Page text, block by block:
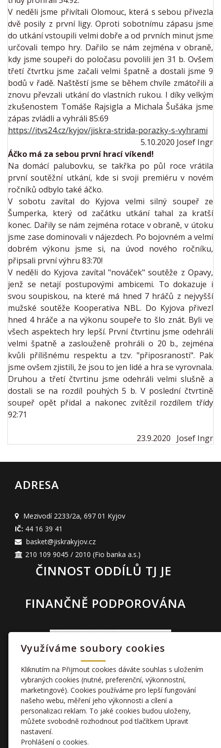
V neděli jsme přivítali Olomouc, která s sebou přivezla
dvě posily z první ligy. Oproti sobotnímu zápasu jsme
do utkání vstoupili velmi dobře a od prvních minut jsme
určovali tempo hry. Dařilo se nám zejména v obraně,
kdy jsme soupeři do poločasu povolili jen 31 b. Ovšem
třetí čtvrtku jsme začali velmi špatně a dostali jsme 9
bodů v řadě. Naštěstí jsme se během chvíle zmátořili a
znovu převzali utkání do vlastních rukou. I díky velkým
zkušenostem Tomáše Rajsigla a Michala Šušáka jsme
zápas zvládli a vyhráli 85:69
https://itvs24.cz/kyjov/jiskra-strida-porazky-s-vyhrami
5.10.2020 Josef Ingr
Áčko má za sebou první hrací víkend!
Na domácí palubovku, se takřka po půl roce vrátila
první soutěžní utkání, kde si svoji premiéru v novém
ročníků odbylo také áčko.
V sobotu zavítal do Kyjova velmi silný soupeř ze
Šumperka, který od začátku utkání tahal za kratší
konec. Dařily se nám zejména rotace v obraně, v útoku
jsme zase dominovali v nájezdech. Po bojovném a velmi
dobrém výkonu jsme si, na úvod nového ročníku,
připsali první výhru 83:70!
V neděli do Kyjova zavítal "nováček" soutěže z Opavy,
jenž se netají postupovými ambicemi. To dokazuje i
svou soupiskou, na které má hned 7 hráčů z nejvyšší
mužské soutěže Kooperativa NBL. Do Kyjova přivezl
hned 4 hráče a na výkonu soupeře to šlo znát. Byli ve
všech aspektech hry lepší. První čtvrtinu jsme odehráli
velmi špatně a zaslouženě prohráli o 20 b., zejména
kvůli přílišnému respektu a tzv. "připosranosti". Pak
jsme ovšem zjistili, že jsou to jen lidé a hra se vyrovnala.
Druhou a třetí čtvrtinu jsme odehráli velmi slušně a
dostali se na rozdíl pouhých 5 b. V poslední čtvrtině
soupeř opět přidal a nakonec zvítězil rozdílem třídy
92:71
23.9.2020 Josef Ingr
ADRESA
Mezivodí 2233/2a, 697 01 Kyjov
IČ: 44 16 39 41
basket@jiskrakyjov.cz
210 109 9045 / 2010 (Fio banka a.s.)
ČINNOST ODDÍLŮ TJ JE
FINANČNĚ PODPOROVÁNA
TAKÉ NÁS NAJDETE
facebook
Využíváme soubory cookies
Kliknutím na Přijmout cookies dáváte souhlas s uložením
vybraných cookies (nutné, preferenční, výkonnostní,
marketingové). Cookies používáme pro lepší fungování
našeho webu, měření jeho výkonnosti a cílení a
personalizaci reklam. To jaké cookies budou uloženy,
můžete svobodně rozhodnout pod tlačítkem Upravit
nastavení.
Prohlášení o cookies.